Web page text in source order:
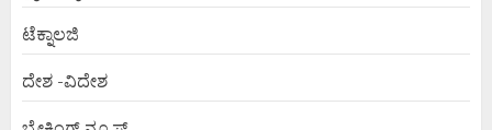
ಟೆಕ್ನಾಲಜಿ
ದೇಶ -ವಿದೇಶ